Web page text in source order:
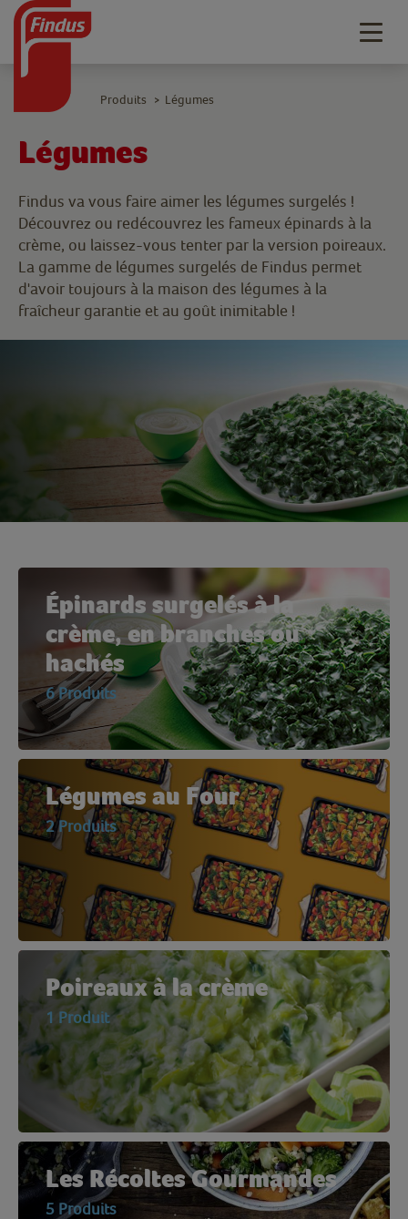
Légumes
Findus va vous faire aimer les légumes surgelés !
Découvrez ou redécouvrez les fameux épinards à la
crème, ou laissez-vous tenter par la version poireaux.
La gamme de légumes surgelés de Findus permet
d'avoir toujours à la maison des légumes à la
fraîcheur garantie et au goût inimitable !
Produits > Légumes
Épinards surgelés à la
crème, en branches ou
hachés
6 Produits
Légumes au Four
2 Produits
Poireaux à la crème
1 Produit
Les Récoltes Gourmandes
5 Produits